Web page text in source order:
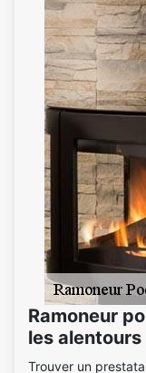
Ramoneur
les
Trouver un